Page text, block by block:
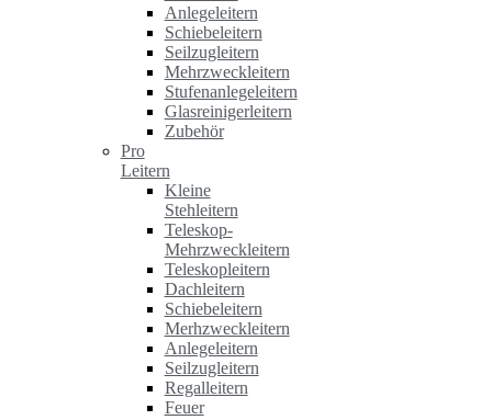
Anlegeleitern
Schiebeleitern
Seilzugleitern
Mehrzweckleitern
Stufenanlegeleitern
Glasreinigerleitern
Zubehör
Pro
Leitern
Kleine
Stehleitern
Teleskop-
Mehrzweckleitern
Teleskopleitern
Dachleitern
Schiebeleitern
Merhzweckleitern
Anlegeleitern
Seilzugleitern
Regalleitern
Feuer